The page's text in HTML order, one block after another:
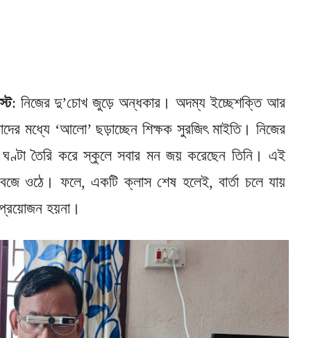
: নিজের দু’চোখ জুড়ে অন্ধকার। অদম্য ইচ্ছেশক্তি আর
মধ্যে ‘আলো’ ছড়াচ্ছেন শিক্ষক সুরজিৎ মাইতি। নিজের
ঘণ্টা তৈরি করে স্কুলে সবার মন জয় করেছেন তিনি। এই
ওঠে। ফলে, একটি ক্লাস শেষ হলেই, বার্তা চলে যায়
হয়না।